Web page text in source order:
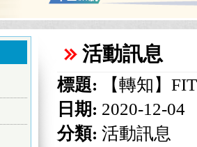
活動訊息
標題: 【轉知】
日期: 2020-12-04
分類: 活動訊息